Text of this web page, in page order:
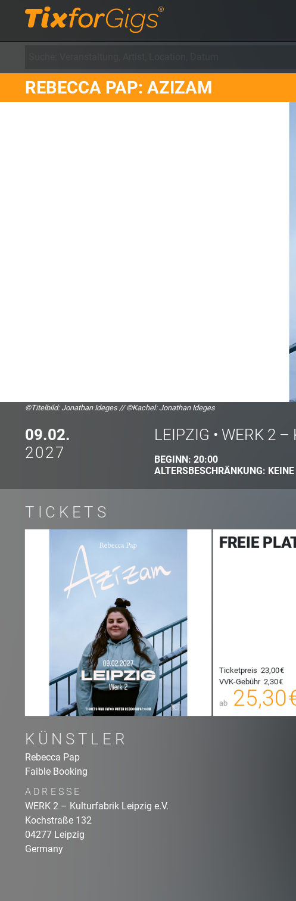
REBECCA PAP: AZIZAM
©Titelbild: Jonathan Ideges // ©Kachel: Jonathan Ideges
09.02.
2027
LEIPZIG • WERK 2 –
BEGINN: 20:00
ALTERSBESCHRÄNKUNG: KEINE
TICKETS
FREIE
Ticketpreis 23,00 €
VVK-Gebühr 2,30 €
ab 25,30
00
KÜNSTLER
Rebecca Pap
Faible Booking
ADRESSE
WERK 2 – Kulturfabrik Leipzig e.V.
Kochstraße 132
04277 Leipzig
Germany